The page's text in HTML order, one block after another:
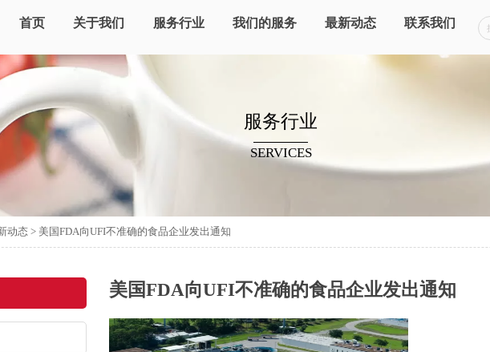
首页 关于我们 服务行业 我们的服务 最新动态 联系我们
服务行业
SERVICES
动态> 美国FDA向UFI不准确的食品企业发出通知
美国FDA向UFI不准确的食品企业发出通知